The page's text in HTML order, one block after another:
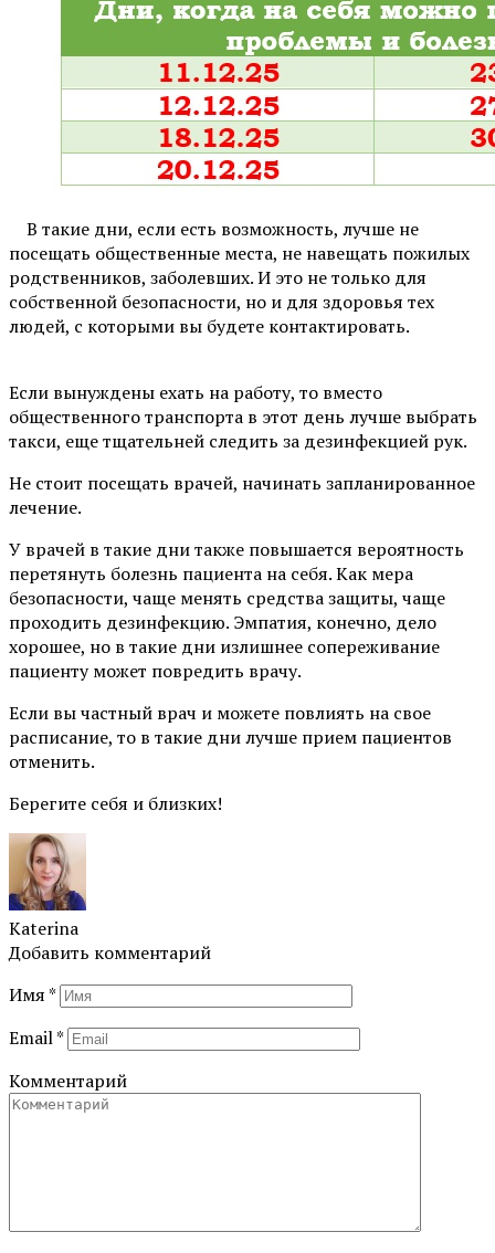
⠀В такие дни, если есть возможность, лучше не
посещать общественные места, не навещать пожилых
родственников, заболевших. И это не только для
собственной безопасности, но и для здоровья тех
людей, с которыми вы будете контактировать.
Если вынуждены ехать на работу, то вместо
общественного транспорта в этот день лучше выбрать
такси, еще тщательней следить за дезинфекцией рук.
Не стоит посещать врачей, начинать запланированное
лечение.
У врачей в такие дни также повышается вероятность
перетянуть болезнь пациента на себя. Как мера
безопасности, чаще менять средства защиты, чаще
проходить дезинфекцию. Эмпатия, конечно, дело
хорошее, но в такие дни излишнее сопереживание
пациенту может повредить врачу. ⠀
Если вы частный врач и можете повлиять на свое
расписание, то в такие дни лучше прием пациентов
отменить.
Берегите себя и близких!
Katerina
Добавить комментарий
Имя*
Email*
Комментарий